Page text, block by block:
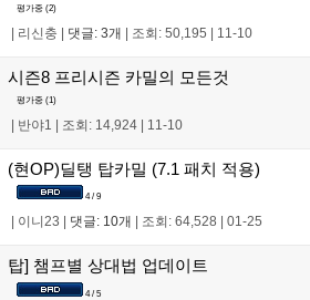
평가중 (2)
| 리신충 | 댓글: 3개 | 조회: 50,195 | 11-10
시즌8 프리시즌 카밀의 모든것
평가중 (1)
반야1 조회: 14,924 11-10
(현OP)딜탱 탑카밀 (7.1 패치 적용)
4 / 9
이니23 댓글: 10개 조회: 64,528 01-25
탑] 챔프별 상대법 업데이트
4 / 5